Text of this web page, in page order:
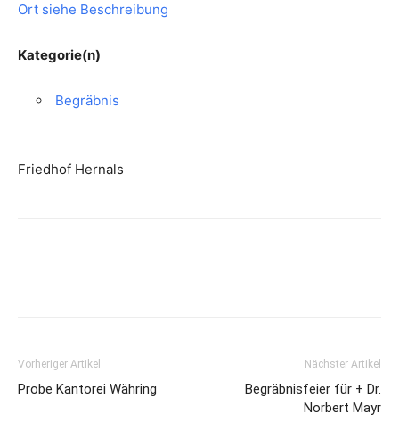
Ort siehe Beschreibung
Kategorie(n)
Begräbnis
Friedhof Hernals
Vorheriger Artikel
Probe Kantorei Währing
Nächster Artikel
Begräbnisfeier für + Dr.
Norbert Mayr